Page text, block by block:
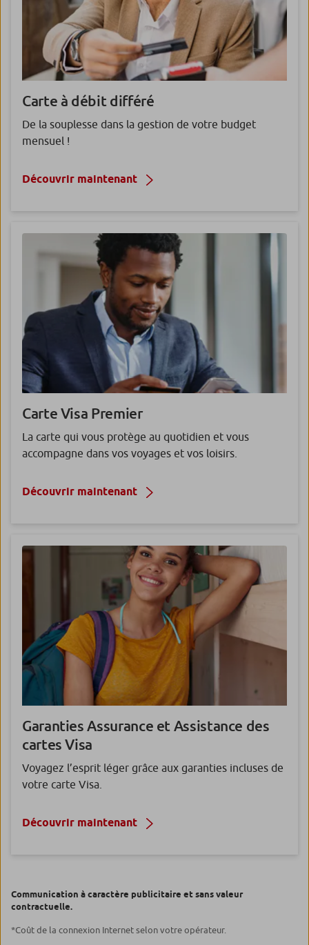
Carte à débit différé
De la souplesse dans la gestion de votre budget
mensuel !
Découvrir maintenant
Carte Visa Premier
La carte qui vous protège au quotidien et vous
accompagne dans vos voyages et vos loisirs.
Découvrir maintenant
Garanties Assurance et Assistance des
cartes Visa
Voyagez l’esprit léger grâce aux garanties incluses de
votre carte Visa.
Découvrir maintenant
Communication à caractère publicitaire et sans valeur
contractuelle.
*Coût de la connexion Internet selon votre opérateur.